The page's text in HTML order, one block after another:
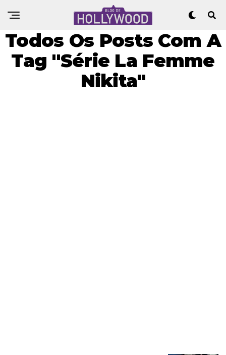
Todos Os Posts Com A
Tag "Série La Femme
Nikita"